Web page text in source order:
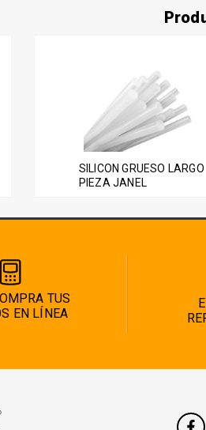
SILICON GRUESO LARGO
PIEZA JANEL
TUS
EN LÍNEA